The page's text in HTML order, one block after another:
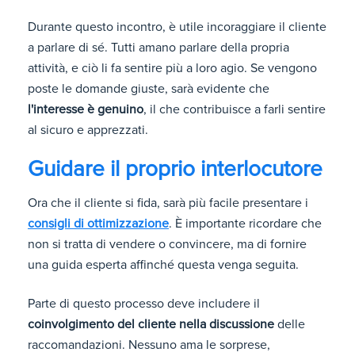
Durante questo incontro, è utile incoraggiare il cliente
a parlare di sé. Tutti amano parlare della propria
attività, e ciò li fa sentire più a loro agio. Se vengono
poste le domande giuste, sarà evidente che
l'interesse è genuino, il che contribuisce a farli sentire
al sicuro e apprezzati.
Guidare il proprio interlocutore
Ora che il cliente si fida, sarà più facile presentare i
consigli di ottimizzazione. È importante ricordare che
non si tratta di vendere o convincere, ma di fornire
una guida esperta affinché questa venga seguita.
Parte di questo processo deve includere il
coinvolgimento del cliente nella discussione delle
raccomandazioni. Nessuno ama le sorprese,